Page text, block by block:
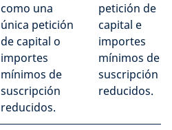
como una
única petición
de capital o
importes
mínimos de
suscripción
reducidos.
petición de
capital e
importes
mínimos de
suscripción
reducidos.